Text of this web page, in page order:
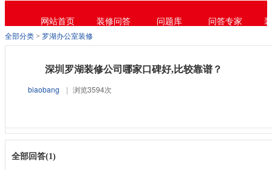
网站首页 装修问答 问题库 问答专家
全部分类 > 罗湖办公室装修
深圳罗湖装修公司哪家口碑好,比较靠谱？
biaobang
| 浏览3594次
全部回答(1)